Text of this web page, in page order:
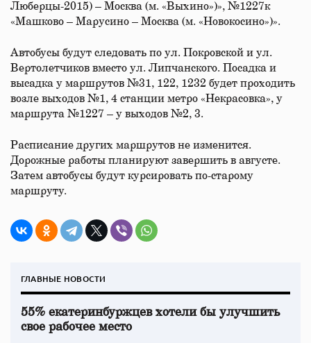
Люберцы-2015) – Москва (м. «Выхино»)», №1227к
«Машково – Марусино – Москва (м. «Новокосино»)».
Автобусы будут следовать по ул. Покровской и ул.
Вертолетчиков вместо ул. Липчанского. Посадка и
высадка у маршрутов №31, 122, 1232 будет проходить
возле выходов №1, 4 станции метро «Некрасовка», у
маршрута №1227 – у выходов №2, 3.
Расписание других маршрутов не изменится.
Дорожные работы планируют завершить в августе.
Затем автобусы будут курсировать по-старому
маршруту.
ГЛАВНЫЕ НОВОСТИ
55% екатеринбуржцев хотели бы улучшить
свое рабочее место